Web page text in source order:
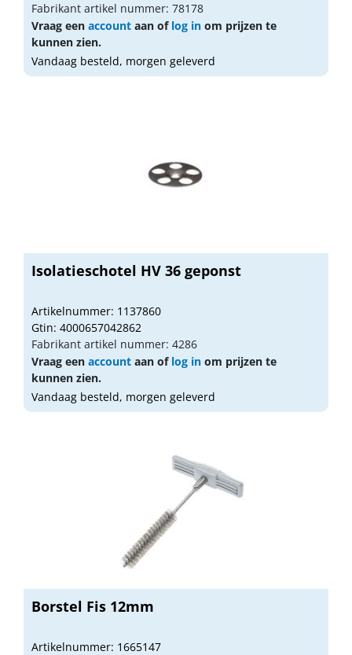
Fabrikant artikel nummer: 78178
Vraag een account aan of log in om prijzen te
kunnen zien.
Vandaag besteld, morgen geleverd
Isolatieschotel HV 36 geponst
Artikelnummer: 1137860
Gtin: 4000657042862
Fabrikant artikel nummer: 4286
Vraag een account aan of log in om prijzen te
kunnen zien.
Vandaag besteld, morgen geleverd
Borstel Fis 12mm
Artikelnummer: 1665147